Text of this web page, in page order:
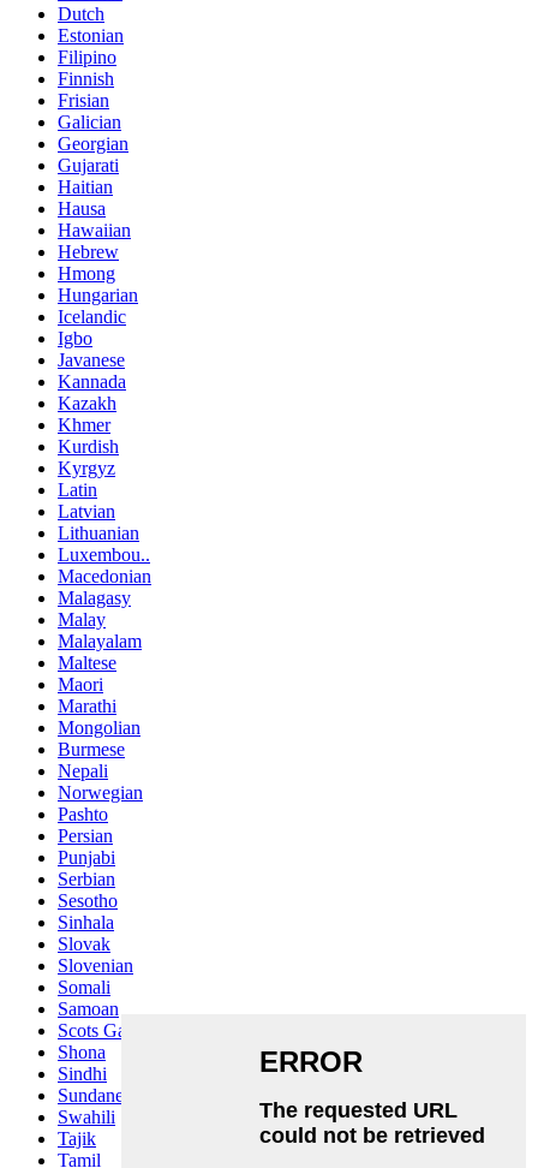
Dutch
Estonian
Filipino
Finnish
Frisian
Galician
Georgian
Gujarati
Haitian
Hausa
Hawaiian
Hebrew
Hmong
Hungarian
Icelandic
Igbo
Javanese
Kannada
Kazakh
Khmer
Kurdish
Kyrgyz
Latin
Latvian
Lithuanian
Luxembou..
Macedonian
Malagasy
Malay
Malayalam
Maltese
Maori
Marathi
Mongolian
Burmese
Nepali
Norwegian
Pashto
Persian
Punjabi
Serbian
Sesotho
Sinhala
Slovak
Slovenian
Somali
Samoan
Scots Gaelic
Shona
Sindhi
Sundanese
Swahili
Tajik
Tamil